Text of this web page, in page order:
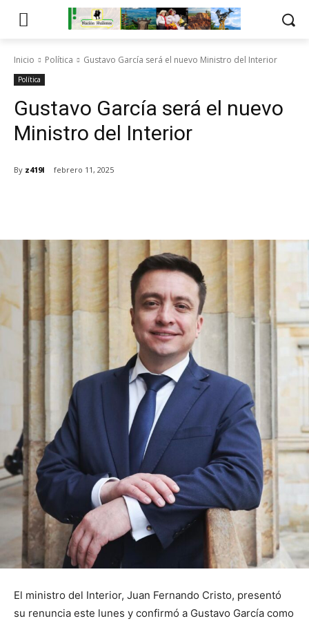
Inicio Política Gustavo García será el nuevo Ministro del Interior
Política
Gustavo García será el nuevo
Ministro del Interior
By z419l febrero 11, 2025
El ministro del Interior, Juan Fernando Cristo, presentó
su renuncia este lunes y confirmó a Gustavo García como